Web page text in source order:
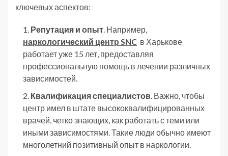
ключевых аспектов:
Репутация и опыт . Например,
наркологический центр SNC в Харькове
работает уже 15 лет, предоставляя
профессиональную помощь в лечении различных
зависимостей.
Квалификация специалистов . Важно, чтобы
центр имел в штате высококвалифицированных
врачей, четко знающих, как работать с теми или
иными зависимостями. Такие люди обычно имеют
многолетний позитивный опыт в наркологии.